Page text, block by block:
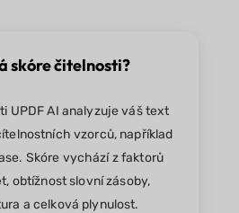
skóre čitelnosti?
UPDF AI analyzuje váš text
vzorců, například
Skóre vychází z faktorů
obtížnost slovní zásoby,
a celková plynulost.